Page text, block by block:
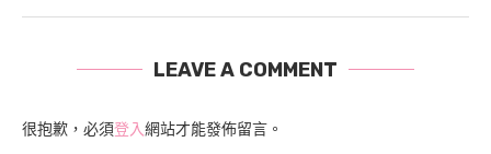
LEAVE A COMMENT
很抱歉，必須登入網站才能發佈留言。